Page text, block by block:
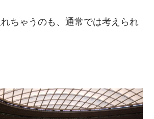
ちゃうのも、通常では考えられ